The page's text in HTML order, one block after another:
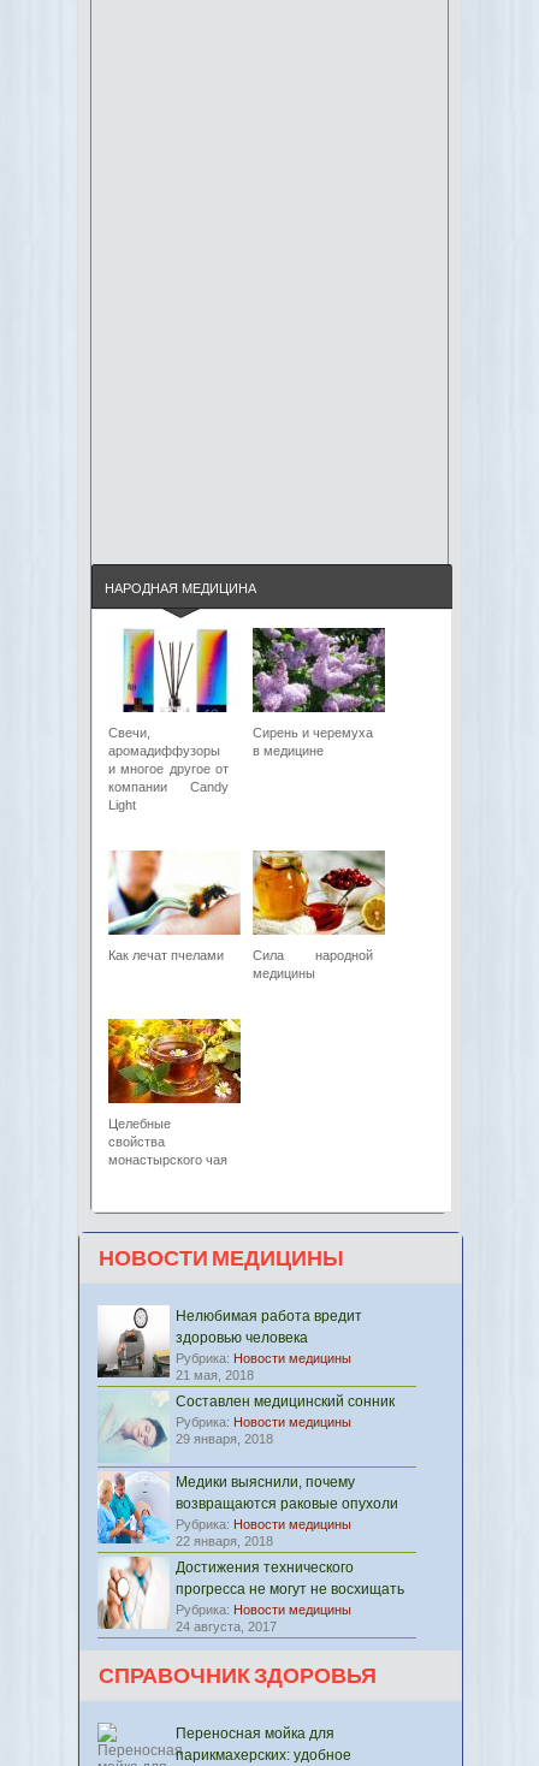
НАРОДНАЯ МЕДИЦИНА
Свечи,
аромадиффузоры
и многое другое от
компании Candy
Light
Сирень и черемуха
в медицине
Как лечат пчелами
Сила народной
медицины
Целебные
свойства
монастырского чая
НОВОСТИ МЕДИЦИНЫ
Нелюбимая работа вредит
здоровью человека
Рубрика: Новости медицины
21 мая, 2018
Составлен медицинский сонник
Рубрика: Новости медицины
29 января, 2018
Медики выяснили, почему
возвращаются раковые опухоли
Рубрика: Новости медицины
22 января, 2018
Достижения технического
прогресса не могут не восхищать
Рубрика: Новости медицины
24 августа, 2017
СПРАВОЧНИК ЗДОРОВЬЯ
Переносная мойка для
парикмахерских: удобное